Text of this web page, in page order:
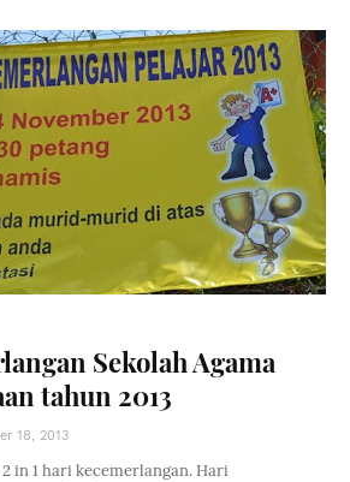
Sekolah Agama
tahun 2013
18, 2013
in 1 hari kecemerlangan. Hari